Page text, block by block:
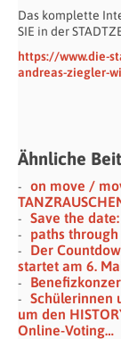
Das komplette
SIE in der
https://www.die-
andreas-ziegler-
Ähnliche
on move /
Save the
paths
Der
startet am 6.
Schülerinnen
um den
Online-Voting…